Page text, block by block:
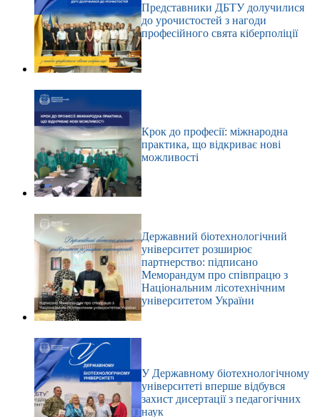
Представники ДБТУ долучилися
до урочистостей з нагоди
професійного свята кіберполіції
Крок до професії: міжнародна
практика, що відкриває нові
можливості
Державний біотехнологічний
університет розширює
партнерство: підписано
Меморандум про співпрацю з
Національним лісотехнічним
університетом України
У Державному біотехнологічному
університеті вперше відбувся
захист дисертації з педагогічних
наук